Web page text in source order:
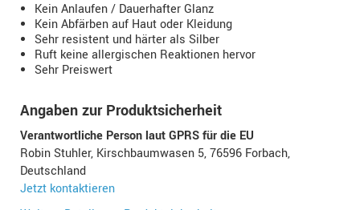
Kein Anlaufen / Dauerhafter Glanz
Kein Abfärben auf Haut oder Kleidung
Sehr resistent und härter als Silber
Ruft keine allergischen Reaktionen hervor
Sehr Preiswert
Angaben zur Produktsicherheit
Verantwortliche Person laut GPRS für die EU
Robin Stuhler, Kirschbaumwasen 5, 76596 Forbach,
Deutschland
Jetzt kontaktieren